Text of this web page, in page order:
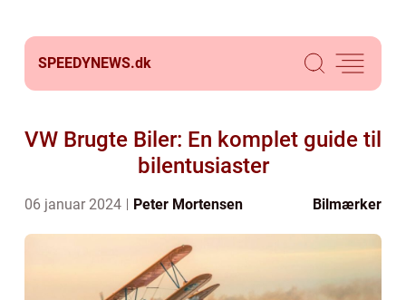
SPEEDYNEWS.dk
VW Brugte Biler: En komplet guide til
bilentusiaster
06 januar 2024 Peter Mortensen Bilmærker